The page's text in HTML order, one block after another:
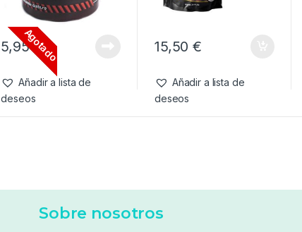
Agotado
5,95€
Añadir a lista de
deseos
15,50€
Añadir a lista de
deseos
Sobre nosotros